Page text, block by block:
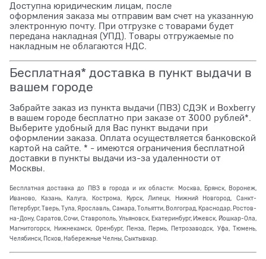
Доступна юридическим лицам, после
оформления заказа мы отправим вам счет на указанную
электронную почту. При отгрузке с товарами будет
передана накладная (УПД). Товары отгружаемые по
накладным не облагаются НДС.
Бесплатная* доставка в пункт выдачи в
вашем городе
Забрайте заказ из пункта выдачи (ПВЗ) СДЭК и Boxberry
в вашем городе бесплатно при заказе от 3000 рублей*.
Выберите удобный для Вас пункт выдачи при
оформлении заказа. Оплата осуществляется банковской
картой на сайте. * - имеются ограничения бесплатной
доставки в пункты выдачи из-за удаленности от
Москвы.
Бесплатная доставка до ПВЗ в города и их области: Москва, Брянск, Воронеж,
Иваново, Казань, Калуга, Кострома, Курск, Липецк, Нижний Новгород, Санкт-
Петербург, Тверь, Тула, Ярославль, Самара, Тольятти, Волгоград, Краснодар, Ростов-
на-Дону, Саратов, Сочи, Ставрополь, Ульяновск, Екатеринбург, Ижевск, Йошкар-Ола,
Магнитогорск, Нижнекамск, Оренбург, Пенза, Пермь, Петрозаводск, Уфа, Тюмень,
Челябинск, Псков, Набережные Челны, Сыктывкар.